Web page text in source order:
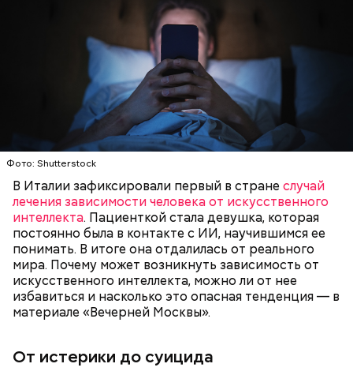
Фото: Shutterstock
В Италии зафиксировали первый в стране случай
лечения зависимости человека от искусственного
интеллекта. Пациенткой стала девушка, которая
постоянно была в контакте с ИИ, научившимся ее
понимать. В итоге она отдалилась от реального
мира. Почему может возникнуть зависимость от
искусственного интеллекта, можно ли от нее
избавиться и насколько это опасная тенденция — в
материале «Вечерней Москвы».
От истерики до суицида
Все в противне заливается сливками. По вкусу
можно добавить соль и перец. Сверху блюдо
присыпают свежим базиликом и отправляют в
духовку на 15 минут.
— Есть опасность, что гнилостные процессы
распространились по всему плоду. Ей можно
отравиться.